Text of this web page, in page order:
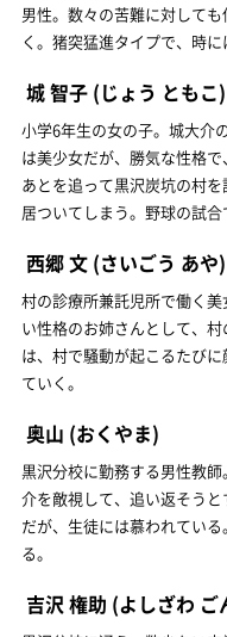
男性。数々の苦難に対して
く。猪突猛進タイプで、時
城 智子 (じょう ともこ)
小学6年生の女の子。城大介
は美少女だが、勝気な性格
あとを追って黒沢炭坑の村
居ついてしまう。野球の試合
西郷 文 (さいごう あや)
村の診療所兼託児所で働く
い性格のお姉さんとして、
は、村で騒動が起こるたび
ていく。
奥山 (おくやま)
黒沢分校に勤務する男性教
介を敵視して、追い返そう
だが、生徒には慕われてい
る。
吉沢 権助 (よしざわ ご